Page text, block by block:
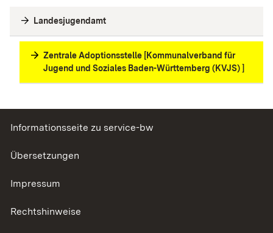
Landesjugendamt
Zentrale Adoptionsstelle [Kommunalverband für
Jugend und Soziales Baden-Württemberg (KVJS) ]
Informationsseite zu service-bw
Übersetzungen
Impressum
Rechtshinweise